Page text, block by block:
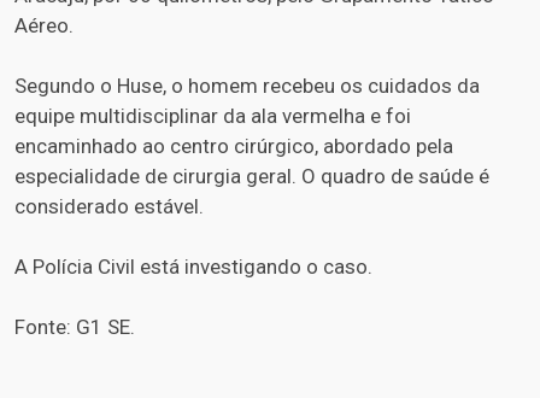
Aéreo.
Segundo o Huse, o homem recebeu os cuidados da
equipe multidisciplinar da ala vermelha e foi
encaminhado ao centro cirúrgico, abordado pela
especialidade de cirurgia geral. O quadro de saúde é
considerado estável.
A Polícia Civil está investigando o caso.
Fonte: G1 SE.